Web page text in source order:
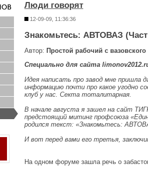
Люди говорят
12-09-09, 11:36:36
Знакомьтесь: АВТОВАЗ
Автор: Простой рабочий с
Специально для сайта
Идея написать про завод мне пришла
информацию почти про какое угодно
клуб у нас. Секта тоталитарная.
В начале августа я зашел на сайт
предстоящий митинг профсоюза
родился текст: «Знакомьтесь:
И вот перед вами его третья,
На одном форуме зашла речь о